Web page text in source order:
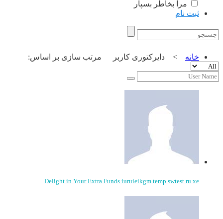
مرا بخاطر بسپار
ثبت نام
خانه > دایرکتوری کاربر مرتب سازی بر اساس:
Delight in Your Extra Funds iuruieikgm.temp.swtest.ru xe